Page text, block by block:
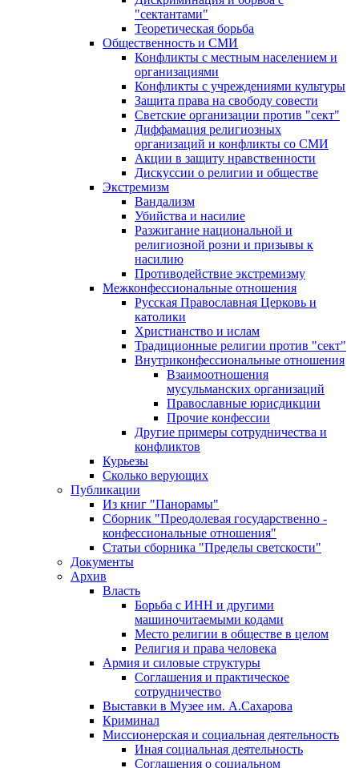
"сектантами"
Теоретическая борьба
Общественность и СМИ
Конфликты с местным населением и
организациями
Конфликты с учреждениями культуры
Защита права на свободу совести
Светские организации против "сект"
Диффамация религиозных
организаций и конфликты со СМИ
Акции в защиту нравственности
Дискуссии о религии и обществе
Экстремизм
Вандализм
Убийства и насилие
Разжигание национальной и
религиозной розни и призывы к
насилию
Противодействие экстремизму
Межконфессиональные отношения
Русская Православная Церковь и
католики
Христианство и ислам
Традиционные религии против "сект"
Внутриконфессиональные отношения
Взаимоотношения
мусульманских организаций
Православные юрисдикции
Прочие конфессии
Другие примеры сотрудничества и
конфликтов
Курьезы
Сколько верующих
Публикации
Из книг "Панорамы"
Сборник "Преодолевая государственно -
конфессиональные отношения"
Статьи сборника "Пределы светскости"
Документы
Архив
Власть
Борьба с ИНН и другими
машиночитаемыми кодами
Место религии в обществе в целом
Религия и права человека
Армия и силовые структуры
Соглашения и практическое
сотрудничество
Выставки в Музее им. А.Сахарова
Криминал
Миссионерская и социальная деятельность
Иная социальная деятельность
Соглашения о социальном